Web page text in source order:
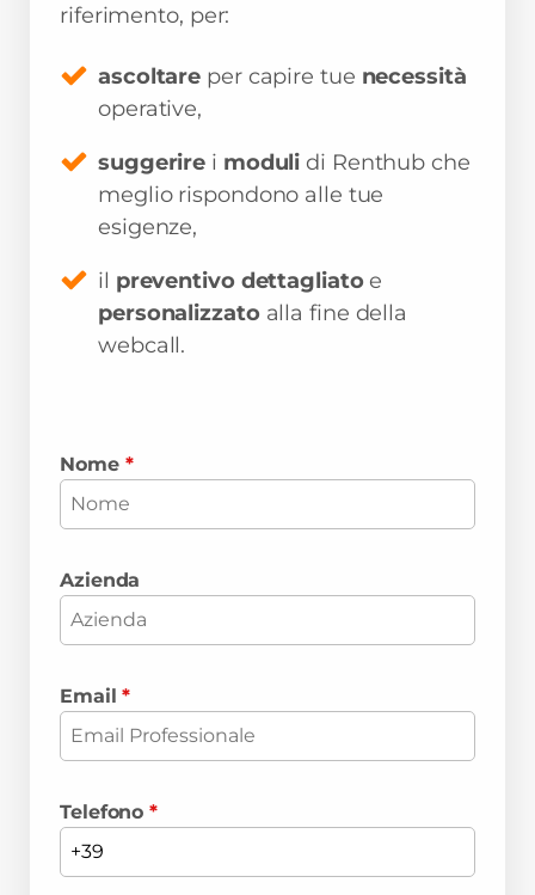
riferimento, per:
ascoltare per capire tue necessità
operative,
suggerire i moduli di Renthub che
meglio rispondono alle tue
esigenze,
il preventivo dettagliatoe
personalizzatoalla fine della
webcall.
Nome *
Azienda
Email*
Telefono*